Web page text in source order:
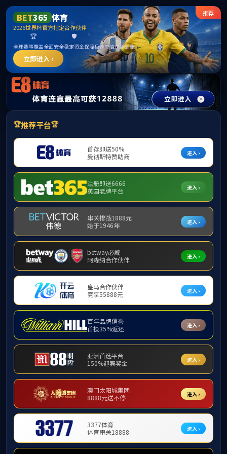
网站首页 信息公开 新闻动态
服务领域 技术力量 党建文化
欢迎光临
您当前所在位置： 首页>主责主业 地质环境保护中心
地质环境保护中心
自然资源系统
地质系统